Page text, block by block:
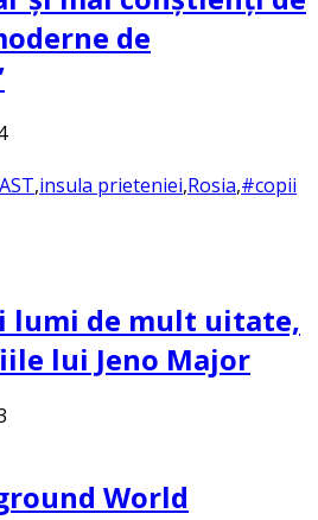
de
,insula prieteniei,Rosia,#copii
lumi de mult uitate,
lui Jeno Major
World